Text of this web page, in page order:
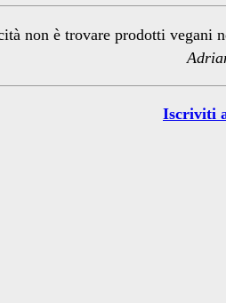
non è trovare prodotti vegani
Iscriviti